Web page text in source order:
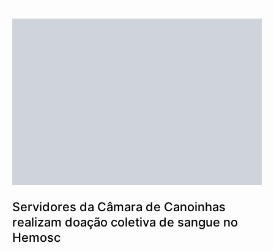
Servidores da Câmara de Canoinhas
realizam doação coletiva de sangue no
Hemosc